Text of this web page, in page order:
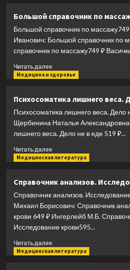
Большой справочник по
Большой справочник по
Иванович: Большой справочник по
справочник по массажу749 ₽
Читать далееПрочитать
больше
справочник
по
массажу
Медицина и здоровье
Психосоматика лишнего веса.
Психосоматика лишнего веса. Дело
Щербинина Наталья
лишнего веса. Дело не в еде 519 ₽...
Читать далееПрочитать
больше
лишнего
веса.
Дело
не
еде
Медицинская литература
Справочник анализов.
Справочник анализов.
Михаил Борисович: Справочник
крови 649 ₽ Ингерлейб М.Б.
Исследование крови595...
Читать далееПрочитать
больше
Медицинская литература